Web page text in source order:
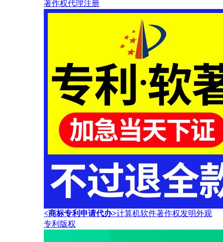
著作权代理注册
<商标专利申请代办>计算机软件著作权发明外观
专利版权